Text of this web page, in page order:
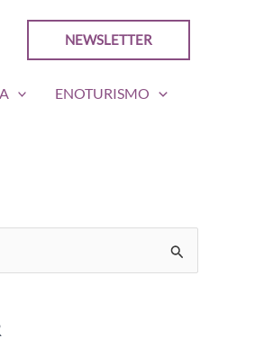
NEWSLETTER
ENOTURISMO